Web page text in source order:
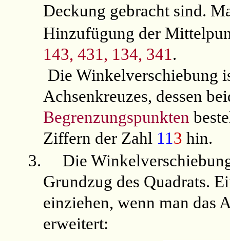
Deckung gebracht sind.
Hinzufügung der
143, 431, 134, 341.
Die Winkelverschiebung
Achsenkreuzes, dessen
Begrenzungspunkten
Ziffern der Zahl 113 hin.
3.
Die
Grundzug des Quadrats.
einziehen, wenn man das
erweitert: